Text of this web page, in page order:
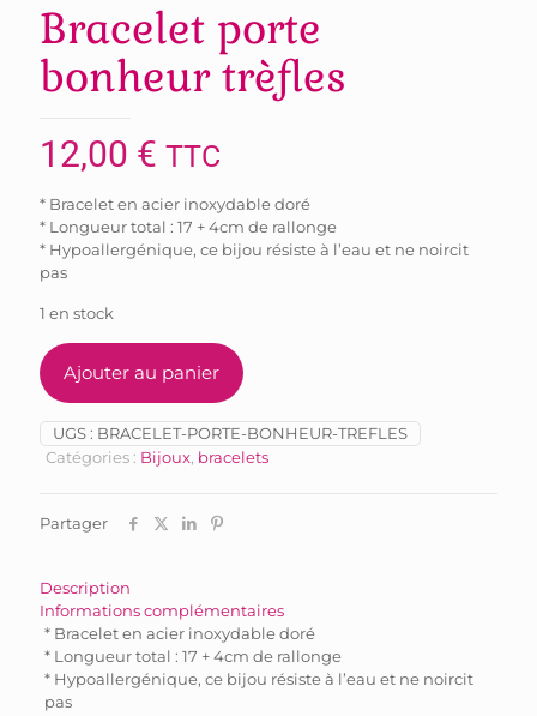
Bracelet porte
bonheur trèfles
12,00 € TTC
* Bracelet en acier inoxydable doré
* Longueur total : 17 + 4cm de rallonge
* Hypoallergénique, ce bijou résiste à l’eau et ne noircit
pas
1 en stock
Ajouter au panier
UGS : BRACELET-PORTE-BONHEUR-TREFLES
Catégories : Bijoux bracelets
Partager
Description
Informations complémentaires
* Bracelet en acier inoxydable doré
* Longueur total : 17 + 4cm de rallonge
* Hypoallergénique, ce bijou résiste à l’eau et ne noircit
pas